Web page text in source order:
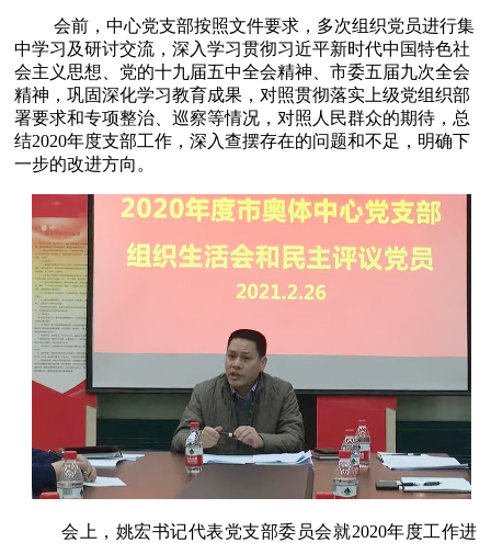
会前，中心党支部按照文件要求，多次组织党员进行集
中学习及研讨交流，深入学习贯彻习近平新时代中国特色社
会主义思想、党的十九届五中全会精神、市委五届九次全会
精神，巩固深化学习教育成果，对照贯彻落实上级党组织部
署要求和专项整治、巡察等情况，对照人民群众的期待，总
结2020年度支部工作，深入查摆存在的问题和不足，明确下
一步的改进方向。
会上，姚宏书记代表党支部委员会就2020年度工作进